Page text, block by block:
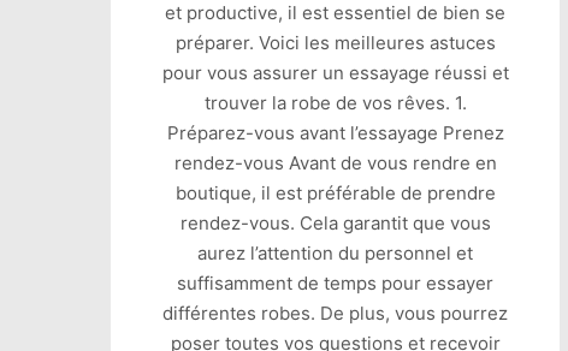
et productive, il est essentiel de bien se
préparer. Voici les meilleures astuces
pour vous assurer un essayage réussi et
trouver la robe de vos rêves. 1.
Préparez-vous avant l’essayage Prenez
rendez-vous Avant de vous rendre en
boutique, il est préférable de prendre
rendez-vous. Cela garantit que vous
aurez l’attention du personnel et
suffisamment de temps pour essayer
différentes robes. De plus, vous pourrez
poser toutes vos questions et recevoir